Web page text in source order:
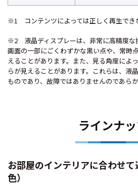
※1 コンテンツによっては正しく再生でき
※2 液晶ディスプレーは、非常に高精度な
画面の一部にごくわずかな黒い点や、常時
えることがあります。また、見る角度によ
らが見えることがあります。これらは、液
ものであり、故障ではありませんのであら
ラインナ
お部屋のインテリアに合わせ
色）